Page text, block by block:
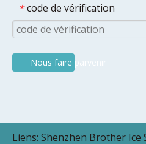
* code de vérification
Nous faire parvenir
Liens: Shenzhen Brother Ice